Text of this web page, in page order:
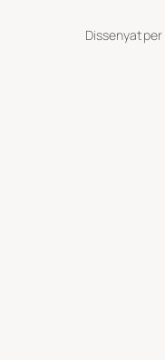
Dissenyat per